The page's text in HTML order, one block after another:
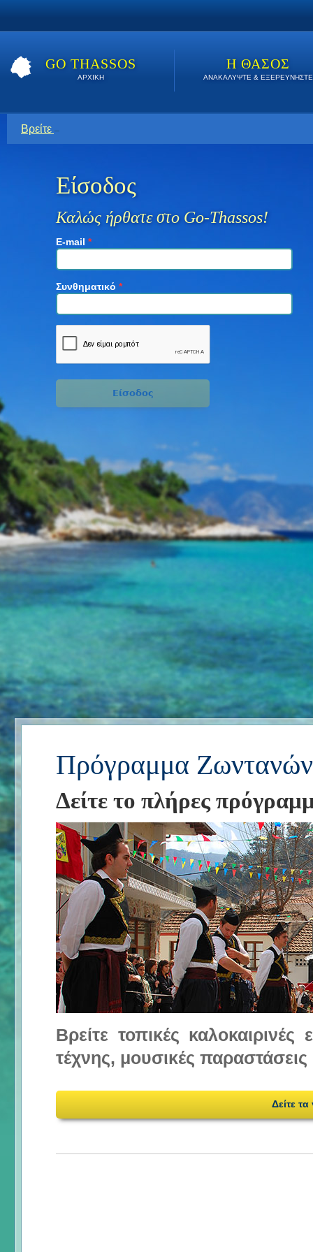
GO THASSOS
ΑΡΧΙΚΗ
Η ΘΑΣΟΣ
ΑΝΑΚΑΛΥΨΤΕ & ΕΞΕΡΕΥΝΗΣΤΕ
Βρείτε εδώ τις καλύτερες προσφορές όλο το καλοκαίρι.
Είσοδος
Καλώς ήρθατε στο Go-Thassos!
E-mail *
Συνθηματικό *
Πρόγραμμα
Δείτε το πλήρες
Βρείτε τοπικές
τέχνης, μουσικές
Δείτε